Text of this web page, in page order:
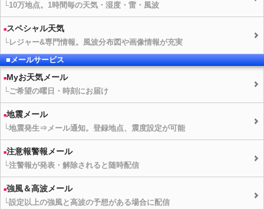
└10万地点。1時間毎の天気 ・湿度・雷・風波
スペシャル天気
└レジャー&専門情報。風波分布図や画像情報が充実
■メールサービス
Myお天気メール
└ご希望の曜日・時刻にお届け
地震メール
└地震発生⇒メール通知。登録地点、震度設定が可能
注意報警報メール
└注警報が発表・解除されると随時配信
強風＆高波メール
└設定以上の強風と高波の予想がある場合に配信